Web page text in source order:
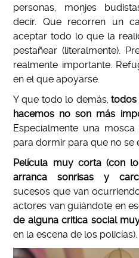
personas, monjes
decir. Que recorren un
aceptar todo lo que la
pestañear (literalmente).
realmente importante.
en el que apoyarse.
Y que todo lo demás,todos
hacemos no son más
Especialmente una
para dormir para que no se
Película muy corta (con
arranca sonrisas y
sucesos que van
actores van guiándote en
de alguna critica social
en la escena de los policías).